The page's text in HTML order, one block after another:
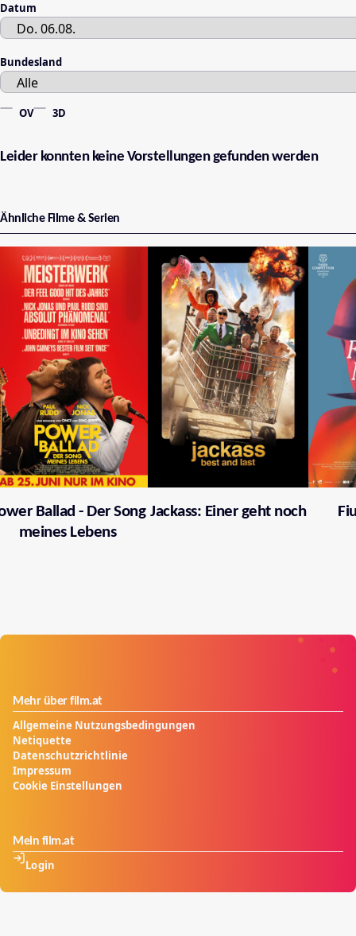
Datum
Bundesland
OV 3D
Leider konnten keine Vorstellungen gefunden werden
Ähnliche Filme & Serien
Ballad - Der Song
meines Lebens
Jackass: Einer geht noch
Mehr über film.at
Allgemeine Nutzungsbedingungen
Netiquette
Datenschutzrichtlinie
Impressum
Cookie Einstellungen
Mein film.at
Login